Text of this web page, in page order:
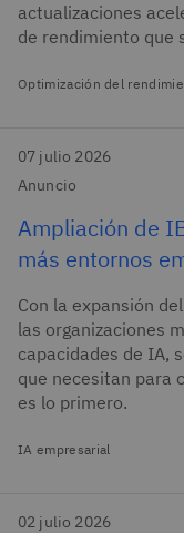
actualizaciones
de rendimiento que
Optimización del
07 julio 2026
Anuncio
Ampliación de
más entornos
Con la expansión
las organizaciones
capacidades de IA,
que necesitan para
es lo primero.
IA empresarial
02 julio 2026